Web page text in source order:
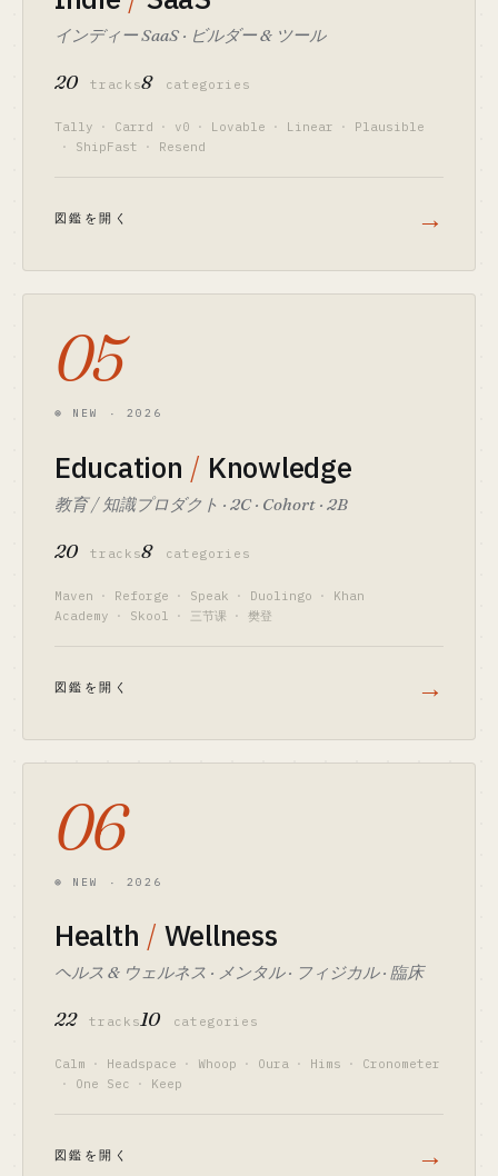
インディー SaaS · ビルダー & ツール
20 tracks8 categories
Tally · Carrd · v0 · Lovable · Linear ·
Plausible
·
ShipFast · Resend
図鑑を開く →
05
⊛ NEW · 2026
Education / Knowledge
教育 / 知識プロダクト · 2C · Cohort · 2B
20 tracks8 categories
Maven · Reforge · Speak · Duolingo ·
Khan
Academy
· Skool · 三节课 · 樊登
図鑑を開く →
06
⊛ NEW · 2026
Health / Wellness
ヘルス & ウェルネス · メンタル · フィジカル · 臨床
22 tracks10 categories
Calm · Headspace · Whoop · Oura · Hims ·
Cronometer
·
One Sec · Keep
図鑑を開く →